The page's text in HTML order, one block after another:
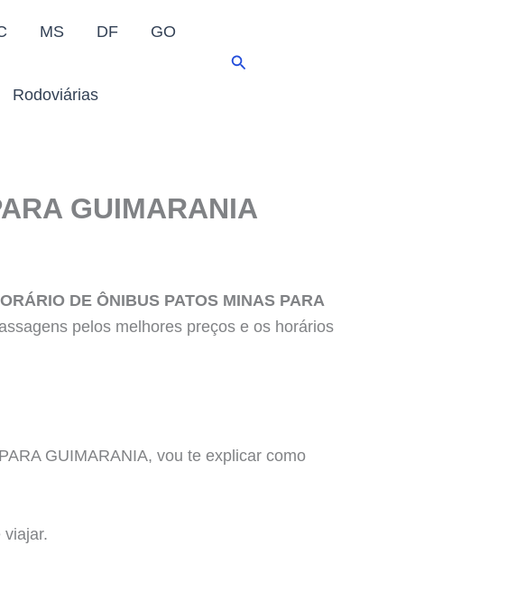
MS DF GO
Rodoviárias
Pesquisar
GUIMARANIA
DE ÔNIBUS PATOS MINAS PARA
pelos melhores preços e os horários
GUIMARANIA, vou te explicar como
viajar.